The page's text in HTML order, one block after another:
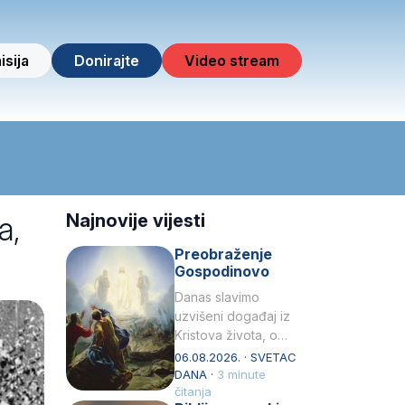
Donirajte Video stream
Najnovije vijesti
Preobraženje
Gospodinovo
Danas slavimo
uzvišeni događaj iz
Kristova života, o
kojem nas izvješćuju
evanđelisti Matej,
Marko i Luka te sveti
06.08.2026. · SVETAC
DANA · 3 minute
čitanja